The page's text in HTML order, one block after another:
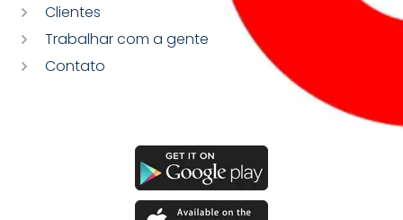
Clientes
Trabalhar com a gente
Contato